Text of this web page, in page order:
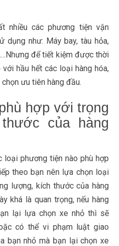
nhiều các phương tiện vận
dụng như: Máy bay, tàu hỏa,
để tiết kiệm được thời
hầu hết các loại hàng hóa,
ưu tiên hàng đầu.
hợp với trọng
của hàng
phương tiện nào phù hợp
theo bạn nên lựa chọn loại
lượng, kích thước của hàng
khá là quan trọng, nếu hàng
lại lựa chọn xe nhỏ thì sẽ
có thể vi phạm luật giao
bạn nhỏ mà bạn lại chọn xe